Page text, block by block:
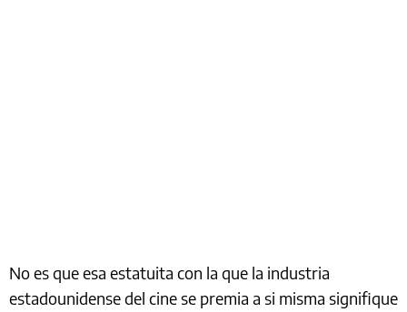
No es que esa estatuita con la que la industria
estadounidense del cine se premia a si misma signifique